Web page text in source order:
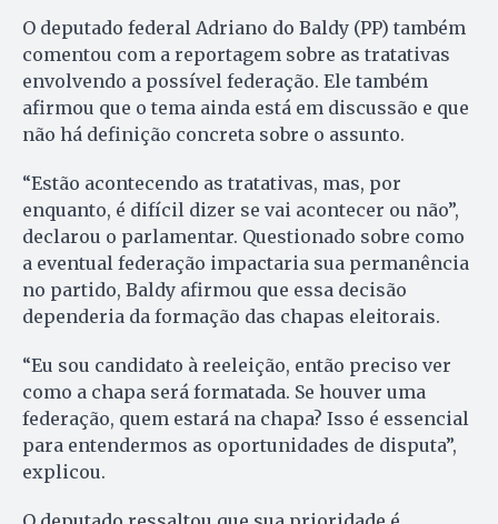
O deputado federal Adriano do Baldy (PP) também
comentou com a reportagem sobre as tratativas
envolvendo a possível federação. Ele também
afirmou que o tema ainda está em discussão e que
não há definição concreta sobre o assunto.
“Estão acontecendo as tratativas, mas, por
enquanto, é difícil dizer se vai acontecer ou não”,
declarou o parlamentar. Questionado sobre como
a eventual federação impactaria sua permanência
no partido, Baldy afirmou que essa decisão
dependeria da formação das chapas eleitorais.
“Eu sou candidato à reeleição, então preciso ver
como a chapa será formatada. Se houver uma
federação, quem estará na chapa? Isso é essencial
para entendermos as oportunidades de disputa”,
explicou.